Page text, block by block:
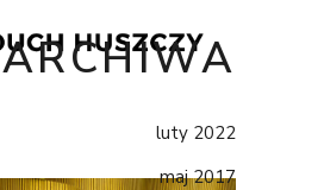
ARCHIWA
luty 2022
maj 2017